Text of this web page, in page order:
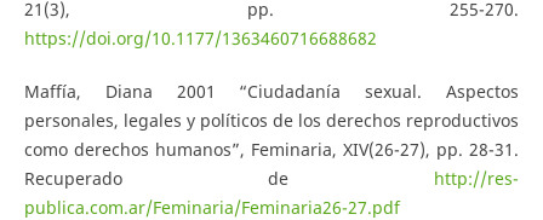
21(3), pp. 255-270.
https://doi.org/10.1177/1363460716688682
Maffía, Diana 2001 “Ciudadanía sexual. Aspectos
personales, legales y políticos de los derechos reproductivos
como derechos humanos”, Feminaria, XIV(26-27), pp. 28-31.
Recuperado de http://res-
publica.com.ar/Feminaria/Feminaria26-27.pdf